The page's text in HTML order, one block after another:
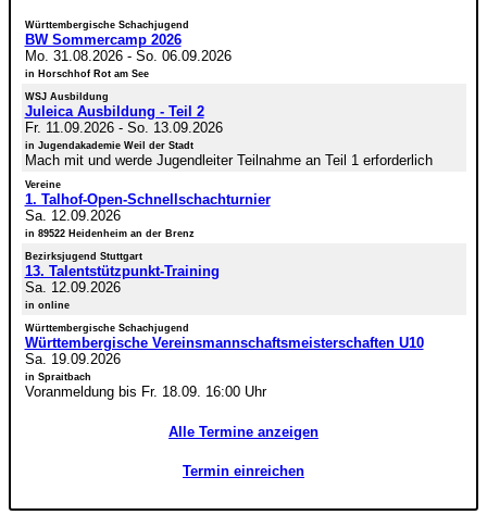
Württembergische Schachjugend
BW Sommercamp 2026
Mo. 31.08.2026- So. 06.09.2026
in Horschhof Rot am See
WSJ Ausbildung
Juleica Ausbildung - Teil 2
Fr. 11.09.2026- So. 13.09.2026
in Jugendakademie Weil der Stadt
Mach mit und werde Jugendleiter Teilnahme an Teil 1 erforderlich
Vereine
1. Talhof-Open-Schnellschachturnier
Sa. 12.09.2026
in 89522 Heidenheim an der Brenz
Bezirksjugend Stuttgart
13. Talentstützpunkt-Training
Sa. 12.09.2026
in online
Württembergische Schachjugend
Württembergische Vereinsmannschaftsmeisterschaften U10
Sa. 19.09.2026
in Spraitbach
Voranmeldung bis Fr. 18.09. 16:00 Uhr
Alle Termine anzeigen
Termin einreichen